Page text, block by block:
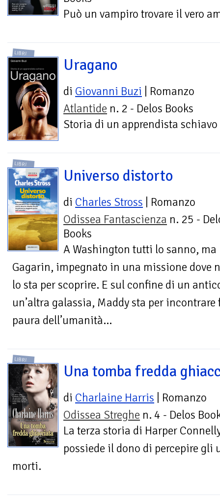
Può un vampiro trovare il vero
LIBRI
Uragano
di Giovanni Buzi | Romanzo
Atlantide n. 2 - Delos Books
Storia di un apprendista schiavo
LIBRI
Universo distorto
di Charles Stross | Romanzo
Odissea Fantascienza n. 25 -
Books
A Washington tutti lo sanno,
Gagarin, impegnato in una missione dove
lo sta per scoprire. E sul confine di un
un’altra galassia, Maddy sta per
paura dell’umanità…
LIBRI
Una tomba fredda
di Charlaine Harris | Romanzo
Odissea Streghe n. 4 - Delos
La terza storia di Harper
possiede il dono di percepire
morti.